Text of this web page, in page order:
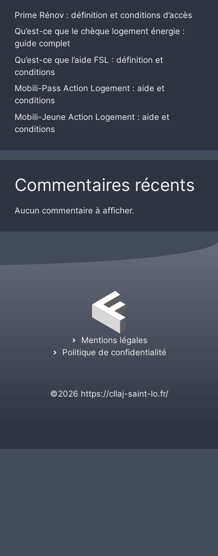
Prime Rénov : définition et conditions d’accès
Qu’est-ce que le chèque logement énergie :
guide complet
Qu’est-ce que l’aide FSL : définition et
conditions
Mobili-Pass Action Logement : aide et
conditions
Mobili-Jeune Action Logement : aide et
conditions
Commentaires récents
Aucun commentaire à afficher.
Mentions légales
Politique de confidentialité
©2026 https://cllaj-saint-lo.fr/